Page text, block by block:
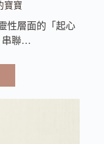
寶寶
性層面的「起心
串聯…